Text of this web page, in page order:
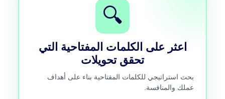
🔍
اعثر على الكلمات المفتاحية التي
تحقق تحويلات
بحث استراتيجي للكلمات المفتاحية بناء على أهداف
عملك والمنافسة.